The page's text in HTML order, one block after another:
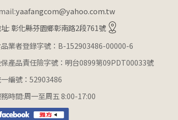
yaafangcom@yahoo.com.tw
: 彰化縣芬園鄉彰南路2段761號
業者登錄字號：B-152903486-00000-6
產品責任險字號：明台0899第09PDT00033號
編號：52903486
時間:周一至周五 8:00-17:00